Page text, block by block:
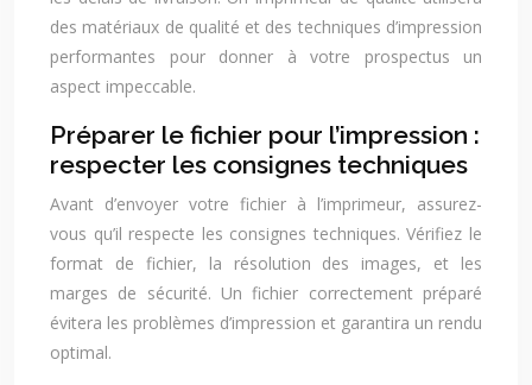
des matériaux de qualité et des techniques d’impression
performantes pour donner à votre prospectus un
aspect impeccable.
Préparer le fichier pour l’impression :
respecter les consignes techniques
Avant d’envoyer votre fichier à l’imprimeur, assurez-
vous qu’il respecte les consignes techniques. Vérifiez le
format de fichier, la résolution des images, et les
marges de sécurité. Un fichier correctement préparé
évitera les problèmes d’impression et garantira un rendu
optimal.